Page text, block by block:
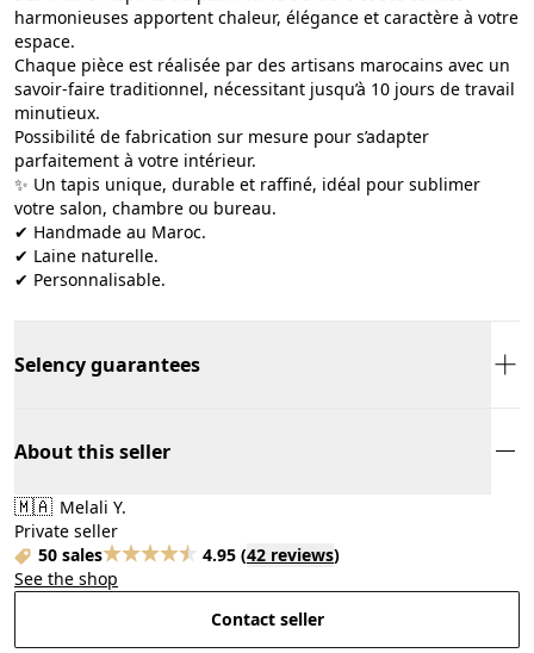
harmonieuses apportent chaleur, élégance et caractère à votre
espace.
Chaque pièce est réalisée par des artisans marocains avec un
savoir-faire traditionnel, nécessitant jusqu’à 10 jours de travail
minutieux.
Possibilité de fabrication sur mesure pour s’adapter
parfaitement à votre intérieur.
✨ Un tapis unique, durable et raffiné, idéal pour sublimer
votre salon, chambre ou bureau.
✔ Handmade au Maroc.
✔ Laine naturelle.
✔ Personnalisable.
Selency guarantees
About this seller
🇲🇦 Melali Y.
Private seller
50 sales
4.95 (42 reviews)
See the shop
Contact seller